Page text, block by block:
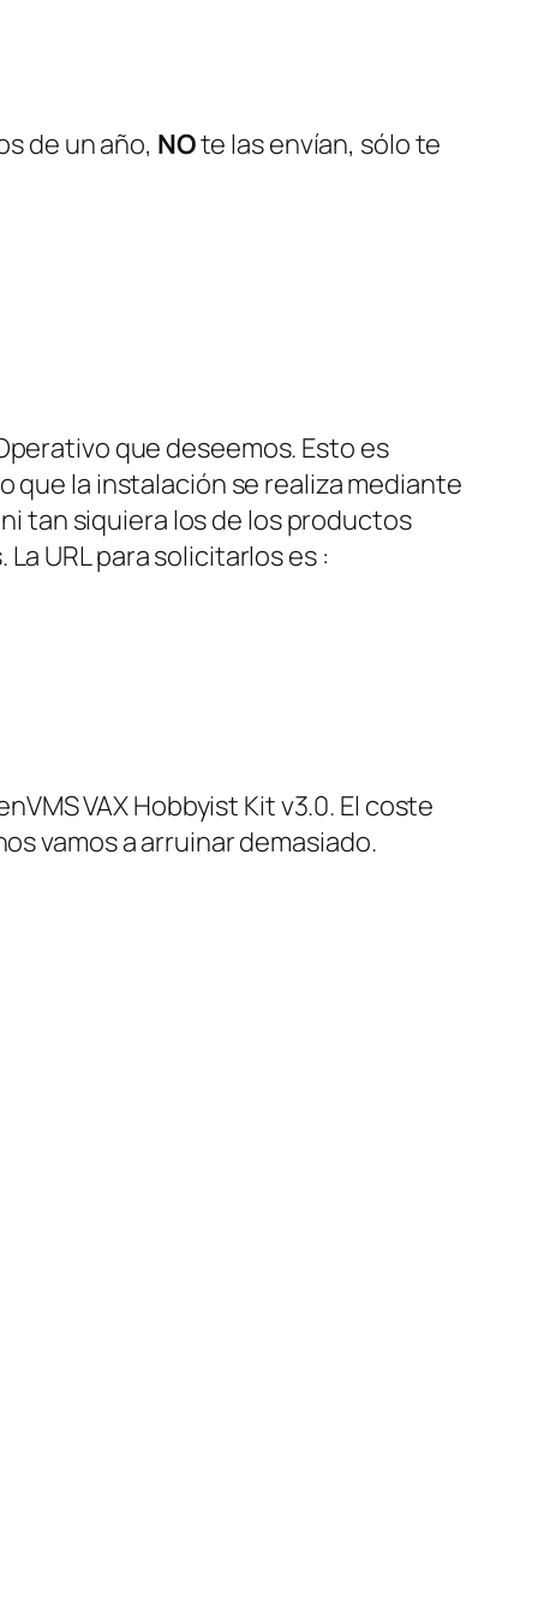
de un año, NOte las envían, sólo te
que deseemos. Esto es
que la instalación se realiza mediante
tan siquiera los de los productos
URL para solicitarlos es :
VAX Hobbyist Kit v3.0. El coste
vamos a arruinar demasiado.